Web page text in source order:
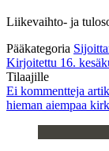
Liikevaihto- ja
Pääkategoria
Kirjoitettu 16.
Tilaajille
Ei kommentteja
hieman aiempaa